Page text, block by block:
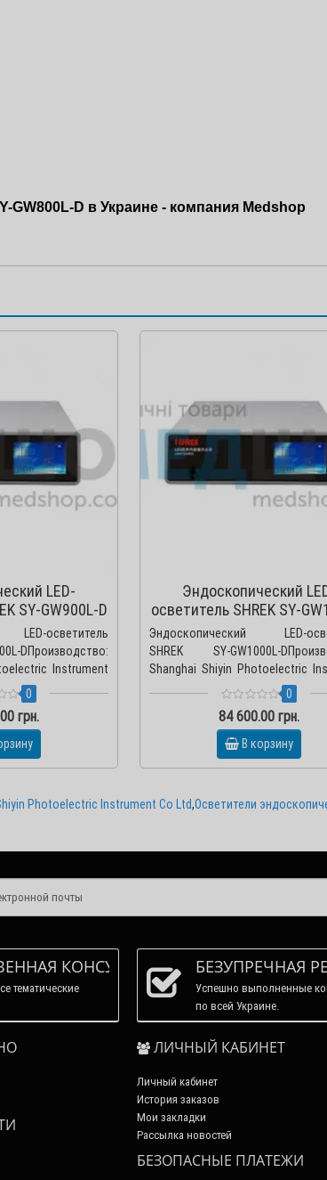
GW800L-D в Украине - компания Medshop
LED-
SY-GW900L-D
осветитель
DПроизводство:
Instrument
0
грн.
Эндоскопический
осветитель SHREK SY-
Эндоскопический LED-
SHREK SY-GW1000L-
Shanghai Shiyin Photoelectric
Co., Ltd., Китай Ви..
0
84 600.00 грн.
В корзину
Photoelectric Instrument Co Ltd,Осветители
КОНСУЛЬТАЦИЯ
тематические
БЕЗУПРЕЧНАЯ
Успешно выполненные
по всей Украине.
ЛИЧНЫЙ КАБИНЕТ
Личный кабинет
История заказов
Мои закладки
Рассылка новостей
БЕЗОПАСНЫЕ ПЛАТЕЖИ